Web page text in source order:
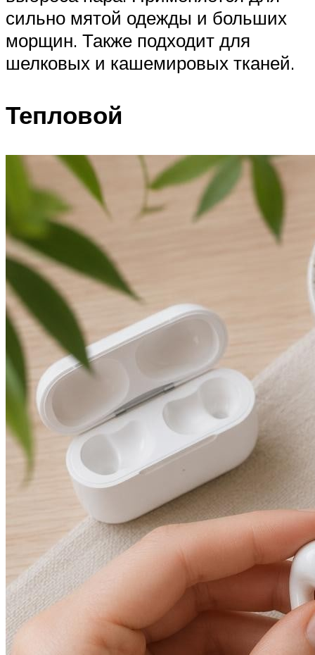
сильно мятой одежды и больших
морщин. Также подходит для
шелковых и кашемировых тканей.
Тепловой